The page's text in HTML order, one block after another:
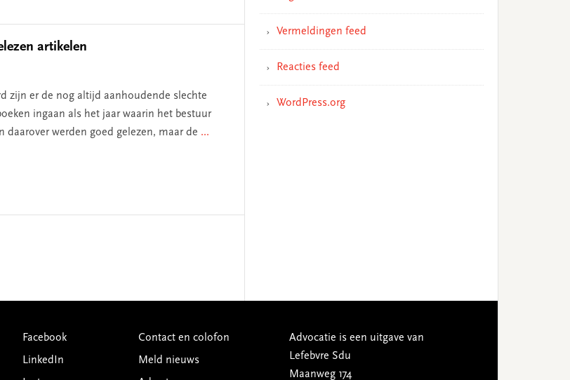
artikelen
zijn er de nog altijd aanhoudende slechte
ingaan als het jaar waarin het bestuur
werden goed gelezen, maar de ...
Vermeldingen feed
Reacties feed
WordPress.org
Facebook
LinkedIn
Contact en colofon
Meld nieuws
Advocatie is een uitgave van
Lefebvre Sdu
Maanweg 174